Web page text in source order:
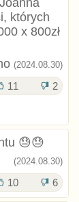
których
x 800zł
(2024.08.30)
11 2
😓😓
(2024.08.30)
10 6